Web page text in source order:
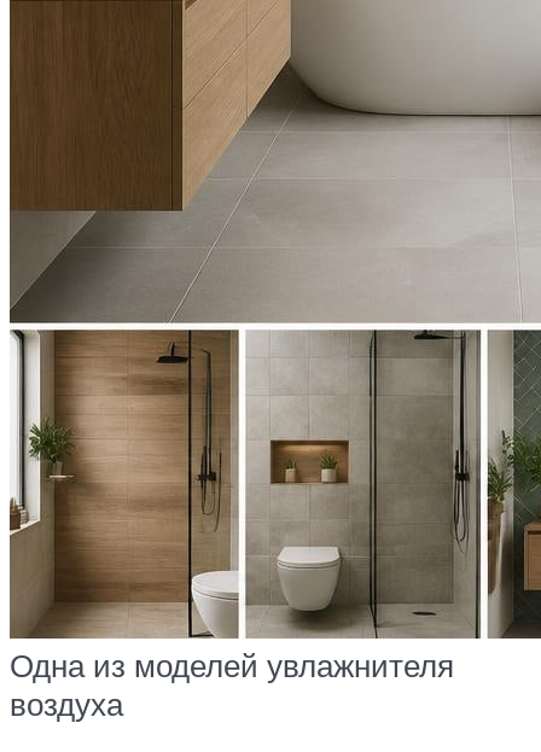
Одна из моделей увлажнителя
воздуха